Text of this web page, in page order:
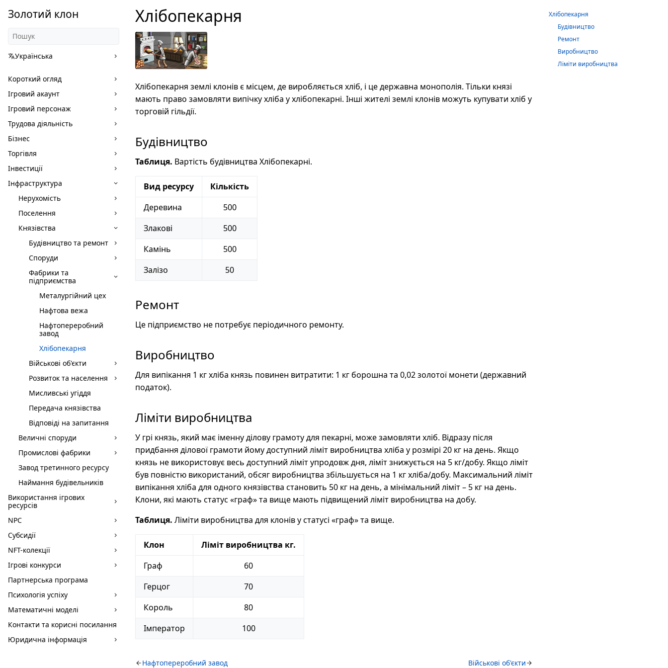
Золотий клон
Українська
Короткий огляд
Ігровий акаунт
Ігровий персонаж
Трудова діяльність
Бізнес
Торгівля
Інвестиції
Інфраструктура
Нерухомість
Поселення
Князівства
Будівництво та ремонт
Споруди
Фабрики та
підприємства
Металургійний цех
Нафтова вежа
Нафтопереробний
завод
Хлібопекарня
Військові об'єкти
Розвиток та населення
Мисливські угіддя
Передача князівства
Відповіді на запитання
Величні споруди
Промислові фабрики
Завод третинного ресурсу
Наймання будівельників
Використання ігрових
ресурсів
NPC
Субсидії
NFT-колекції
Ігрові конкурси
Партнерська програма
Психологія успіху
Математичні моделі
Контакти та корисні посилання
Юридична інформація
Хлібопекарня
Хлібопекарня землі клонів є місцем, де виробляється хліб, і це державна монополія. Тільки князі
мають право замовляти випічку хліба у хлібопекарні. Інші жителі землі клонів можуть купувати хліб у
торговій гільдії.
Будівництво
Таблиця. Вартість будівництва Хлібопекарні.
Вид ресурсу
Кількість
Деревина
500
Злакові
500
Камінь
500
Залізо
50
Ремонт
Це підприємство не потребує періодичного ремонту.
Виробництво
Для випікання 1 кг хліба князь повинен витратити: 1 кг борошна та 0,02 золотої монети (державний
податок).
Ліміти виробництва
У грі князь, який має іменну ділову грамоту для пекарні, може замовляти хліб. Відразу після
придбання ділової грамоти йому доступний ліміт виробництва хліба у розмірі 20 кг на день. Якщо
князь не використовує весь доступний ліміт упродовж дня, ліміт знижується на 5 кг/добу. Якщо ліміт
був повністю використаний, обсяг виробництва збільшується на 1 кг хліба/добу. Максимальний ліміт
випікання хліба для одного князівства становить 50 кг на день, а мінімальний ліміт – 5 кг на день.
Клони, які мають статус «граф» та вище мають підвищений ліміт виробництва на добу.
Таблиця. Ліміти виробництва для клонів у статусі «граф» та вище.
Клон
Ліміт виробництва кг.
Граф
60
Герцог
70
Король
80
Імператор
100
Нафтопереробний завод Військові об'єкти
Хлібопекарня
Будівництво
Ремонт
Виробництво
Ліміти виробництва